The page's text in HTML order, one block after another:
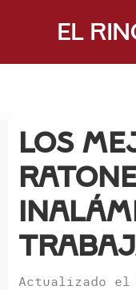
El
reúnen
hablar
Los
Actualizado el